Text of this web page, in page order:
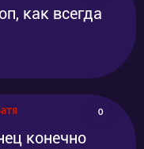
как всегда
0
конечно